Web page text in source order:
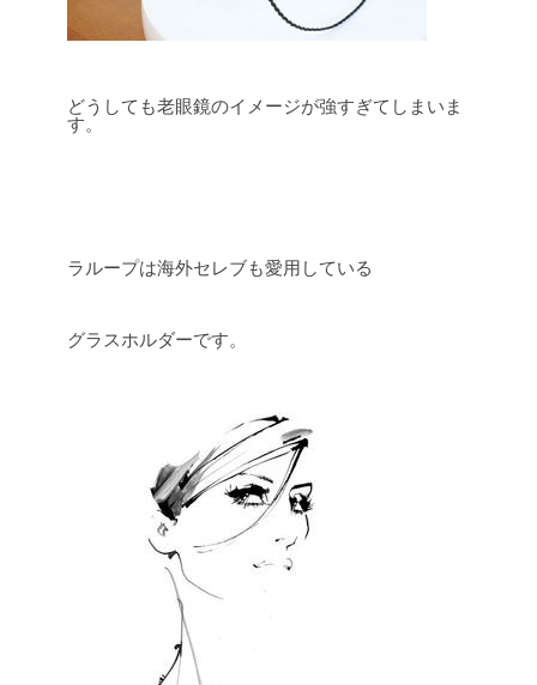
どうしても老眼鏡のイメージが強すぎてしまいま
す。
ラループは海外セレブも愛用している
グラスホルダーです。